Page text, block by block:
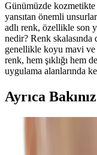
Günümüzde
yansıtan önemli
adlı renk, özellikle son
nedir? Renk
genellikle koyu mavi ve
renk, hem şıklığı hem
uygulama alanlarında
Ayrıca Bakınız